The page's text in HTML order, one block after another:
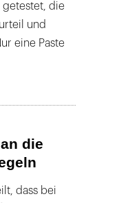
getestet, die
und
eine Paste
die
dass bei